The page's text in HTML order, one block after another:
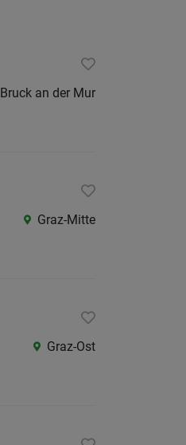
Bruck an der Mur
Graz-Mitte
Graz-Ost